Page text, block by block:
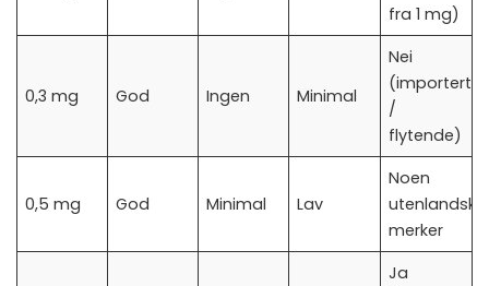
fra 1 mg)
0,3 mg God Ingen Minimal
Nei
(importert
/
flytende)
0,5 mg God Minimal Lav
Noen
utenlandske
merker
Ja